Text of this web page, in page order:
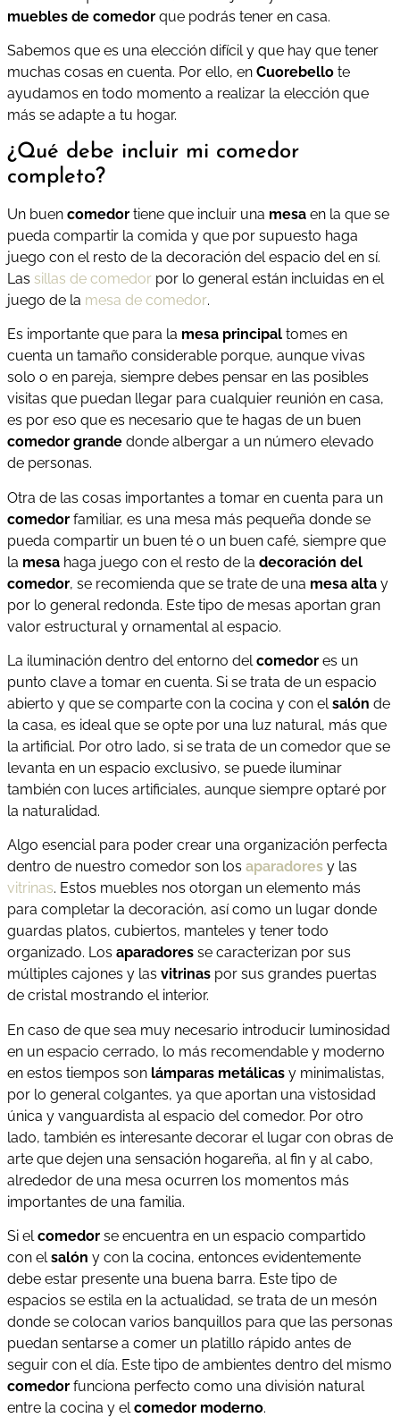
muebles de comedor que podrás tener en casa.
Sabemos que es una elección difícil y que hay que tener
muchas cosas en cuenta. Por ello, en Cuorebello te
ayudamos en todo momento a realizar la elección que
más se adapte a tu hogar.
¿Qué debe incluir mi comedor
completo?
Un buen comedor tiene que incluir una mesa en la que se
pueda compartir la comida y que por supuesto haga
juego con el resto de la decoración del espacio del en sí.
Las sillas de comedor por lo general están incluidas en el
juego de la mesa de comedor.
Es importante que para la mesa principal tomes en
cuenta un tamaño considerable porque, aunque vivas
solo o en pareja, siempre debes pensar en las posibles
visitas que puedan llegar para cualquier reunión en casa,
es por eso que es necesario que te hagas de un buen
comedor grande donde albergar a un número elevado
de personas.
Otra de las cosas importantes a tomar en cuenta para un
comedor familiar, es una mesa más pequeña donde se
pueda compartir un buen té o un buen café, siempre que
la mesa haga juego con el resto de la decoración del
comedor, se recomienda que se trate de una mesa alta y
por lo general redonda. Este tipo de mesas aportan gran
valor estructural y ornamental al espacio.
La iluminación dentro del entorno delcomedor es un
punto clave a tomar en cuenta. Si se trata de un espacio
abierto y que se comparte con la cocina y con elsalón de
la casa, es ideal que se opte por una luz natural, más que
la artificial. Por otro lado, si se trata de un comedor que se
levanta en un espacio exclusivo, se puede iluminar
también con luces artificiales, aunque siempre optaré por
la naturalidad.
Algo esencial para poder crear una organización perfecta
dentro de nuestro comedor son los aparadores y las
vitrinas. Estos muebles nos otorgan un elemento más
para completar la decoración, así como un lugar donde
guardas platos, cubiertos, manteles y tener todo
organizado. Los aparadores se caracterizan por sus
múltiples cajones y las vitrinas por sus grandes puertas
de cristal mostrando el interior.
En caso de que sea muy necesario introducir luminosidad
en un espacio cerrado, lo más recomendable y moderno
en estos tiempos son lámparas metálicas y minimalistas,
por lo general colgantes, ya que aportan una vistosidad
única y vanguardista al espacio del comedor. Por otro
lado, también es interesante decorar el lugar con obras de
arte que dejen una sensación hogareña, al fin y al cabo,
alrededor de una mesa ocurren los momentos más
importantes de una familia.
Si elcomedor se encuentra en un espacio compartido
con elsalón y con la cocina, entonces evidentemente
debe estar presente una buena barra. Este tipo de
espacios se estila en la actualidad, se trata de un mesón
donde se colocan varios banquillos para que las personas
puedan sentarse a comer un platillo rápido antes de
seguir con el día. Este tipo de ambientes dentro del mismo
comedor funciona perfecto como una división natural
entre la cocina y elcomedor moderno.